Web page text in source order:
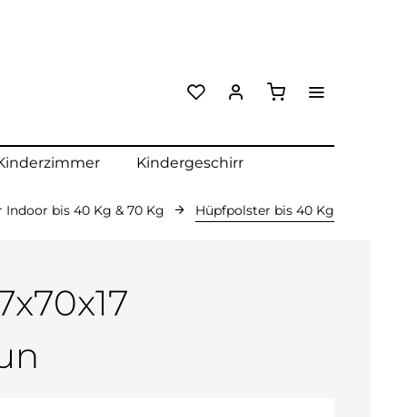
Kindergeschirr
Indoor bis 40 Kg & 70 Kg Hüpfpolster bis 40 Kg